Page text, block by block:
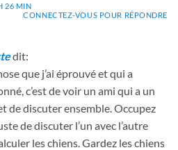
26 MIN
CONNECTEZ-VOUS POUR RÉPONDRE
dit:
que j’ai éprouvé et qui a
c’est de voir un ami qui a un
de discuter ensemble. Occupez
de discuter l’un avec l’autre
les chiens. Gardez les chiens